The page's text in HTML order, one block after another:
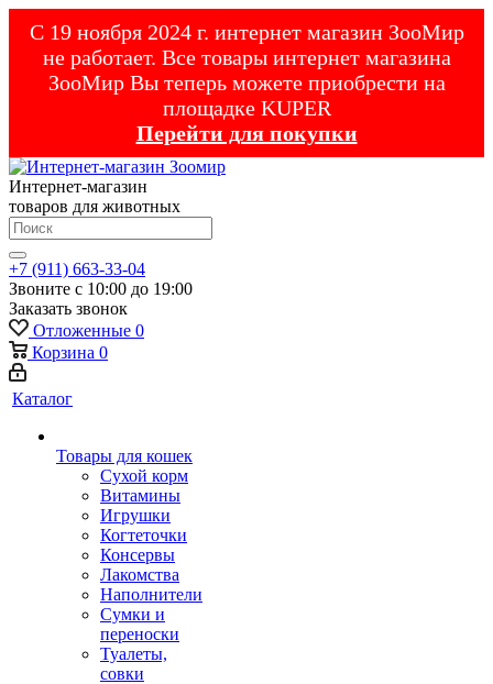
С 19 ноября 2024 г. интернет магазин ЗооМир
не работает. Все товары интернет магазина
ЗооМир Вы теперь можете приобрести на
площадке KUPER
Перейти для покупки
Интернет-магазин
товаров для животных
+7 (911) 663-33-04
Звоните с 10:00 до 19:00
Заказать звонок
Отложенные 0
Корзина 0
Каталог
Товары для кошек
Cухой корм
Витамины
Игрушки
Когтеточки
Консервы
Лакомства
Наполнители
Сумки и
переноски
Туалеты,
совки